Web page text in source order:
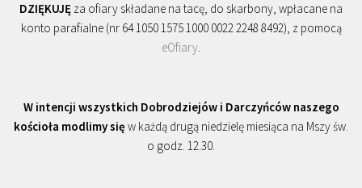
DZIĘKUJĘ za ofiary składane na tacę, do skarbony, wpłacane na
konto parafialne (nr 64 1050 1575 1000 0022 2248 8492), z pomocą
eOfiary.
W intencji wszystkich Dobrodziejów i Darczyńców naszego
kościoła modlimy się w każdą drugą niedzielę miesiąca na Mszy św.
o godz. 12.30.